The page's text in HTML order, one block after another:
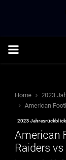
PRIMARY
Home
2023
American
2023 Jahresrückblick
American
Raiders